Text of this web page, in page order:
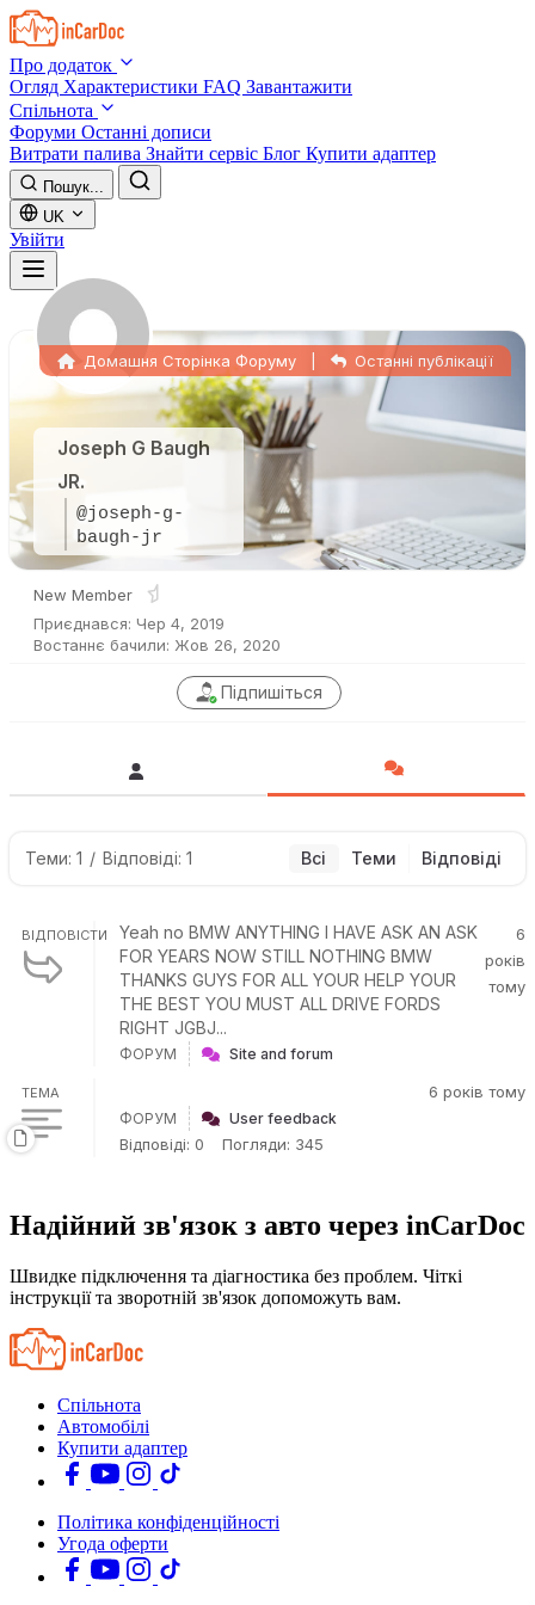
Skip to main content
Про додаток
Огляд Характеристики FAQ Завантажити
Спільнота
Форуми Останні дописи
Витрати палива Знайти сервіс Блог Купити адаптер
Пошук...
UK
Увійти
Joseph G Baugh
JR.
@joseph-g-
baugh-jr
Домашня Сторінка Форуму Останні публікації
New Member
Приєднався: Чер 4, 2019
Востаннє бачили: Жов 26, 2020
Підпишіться
Теми: 1 / Відповіді: 1 Всі Теми Відповіді
ВІДПОВІСТИ
Yeah no BMW ANYTHING I HAVE ASK AN ASK
FOR YEARS NOW STILL NOTHING BMW
THANKS GUYS FOR ALL YOUR HELP YOUR
THE BEST YOU MUST ALL DRIVE FORDS
RIGHT JGBJ...
6
років
тому
ФОРУМ Site and forum
ТЕМА 6 років тому
ФОРУМ User feedback
Відповіді: 0 Погляди: 345
Надійний зв'язок з авто через inCarDoc
Швидке підключення та діагностика без проблем. Чіткі
інструкції та зворотній зв'язок допоможуть вам.
Спільнота
Автомобілі
Купити адаптер
Політика конфіденційності
Угода оферти